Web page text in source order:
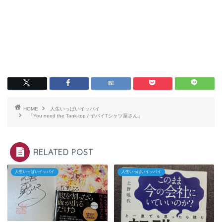
HOME
人生いっぱいイッパイ
「You need the Tank-top / ヤバイTシャツ屋さん」
RELATED POST
人生いっぱいイッパイ 人生いっぱいイッパイ